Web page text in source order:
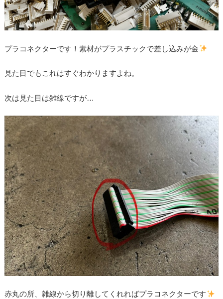
プラコネクターです！素材がプラスチックで差し込みが金
見た目でもこれはすぐわかりますよね。
次は見た目は雑線ですが…
赤丸の所、雑線から切り離してくれればプラコネクターです